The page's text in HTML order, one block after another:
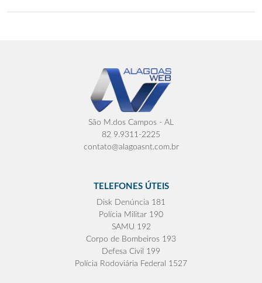
São M.dos Campos - AL
82 9.9311-2225
contato@alagoasnt.com.br
TELEFONES ÚTEIS
Disk Denúncia 181
Polícia Militar 190
SAMU 192
Corpo de Bombeiros 193
Defesa Civil 199
Polícia Rodoviária Federal 1527